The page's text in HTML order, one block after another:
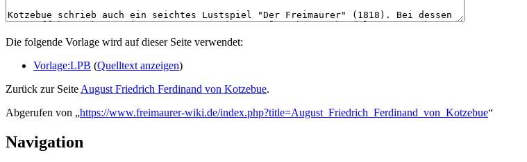
Die folgende Vorlage wird auf dieser Seite verwendet:
Vorlage:LPB (Quelltext anzeigen)
Zurück zur SeiteAugust Friedrich Ferdinand von Kotzebue.
Abgerufen von „https://www.freimaurer-wiki.de/index.php?title=August_Friedrich_Ferdinand_von_Kotzebue“
Navigation